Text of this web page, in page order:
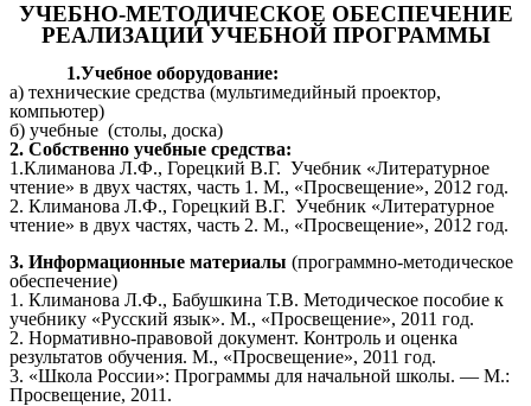
УЧЕБНО-МЕТОДИЧЕСКОЕ ОБЕСПЕЧЕНИЕ
РЕАЛИЗАЦИИ УЧЕБНОЙ ПРОГРАММЫ
1.Учебное оборудование:
а) технические средства (мультимедийный проектор,
компьютер)
б) учебные (столы, доска)
2. Собственно учебные средства:
1.Климанова Л.Ф., Горецкий В.Г. Учебник «Литературное
чтение» в двух частях, часть 1. М., «Просвещение», 2012 год.
2. Климанова Л.Ф., Горецкий В.Г. Учебник «Литературное
чтение» в двух частях, часть 2. М., «Просвещение», 2012 год.
3. Информационные материалы (программно-методическое
обеспечение)
1. Климанова Л.Ф., Бабушкина Т.В. Методическое пособие к
учебнику «Русский язык». М., «Просвещение», 2011 год.
2. Нормативно-правовой документ. Контроль и оценка
результатов обучения. М., «Просвещение», 2011 год.
3. «Школа России»: Программы для начальной школы. — М.:
Просвещение, 2011.